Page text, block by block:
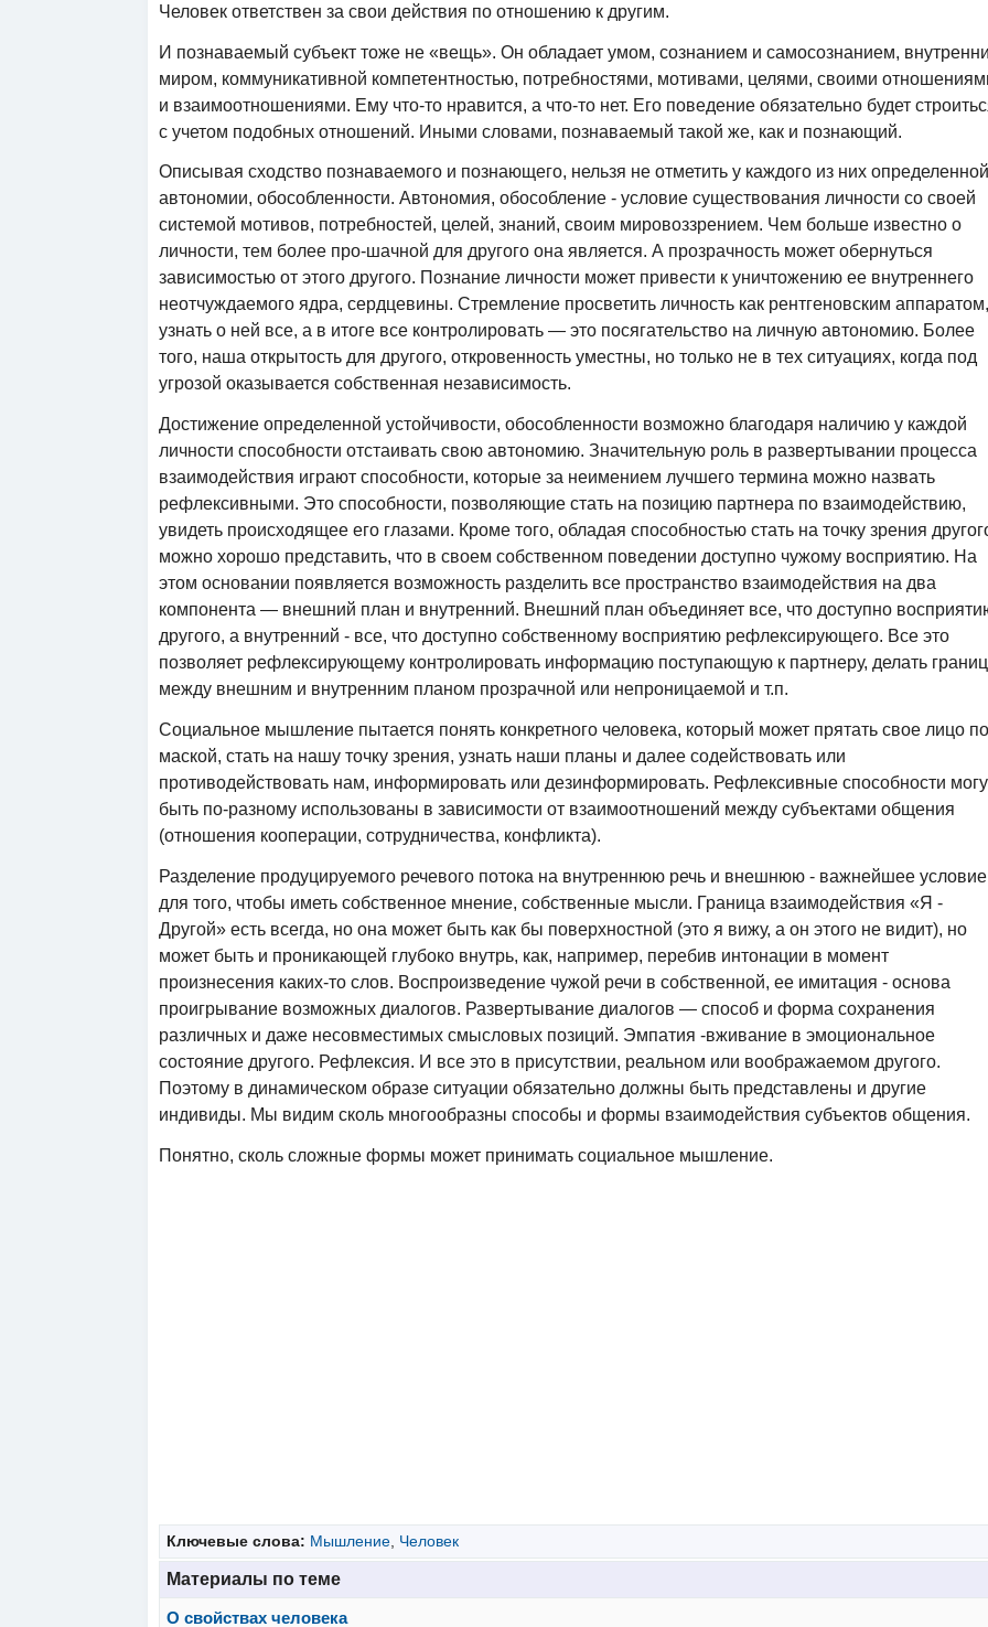
Человек ответствен за свои действия по отношению к другим.
И познаваемый субъект тоже не «вещь». Он обладает умом, сознанием и самосознанием,
миром, коммуникативной компетентностью, потребностями, мотивами, целями, своими
и взаимоотношениями. Ему что-то нравится, а что-то нет. Его поведение обязательно будет
с учетом подобных отношений. Иными словами, познаваемый такой же, как и познающий.
Описывая сходство познаваемого и познающего, нельзя не отметить у каждого из них определенной
автономии, обособленности. Автономия, обособление - условие существования личности со своей
системой мотивов, потребностей, целей, знаний, своим мировоззрением. Чем больше известно о
личности, тем более про-шачной для другого она является. А прозрачность может обернуться
зависимостью от этого другого. Познание личности может привести к уничтожению ее внутреннего
неотчуждаемого ядра, сердцевины. Стремление просветить личность как рентгеновским аппаратом,
узнать о ней все, а в итоге все контролировать — это посягательство на личную автономию. Более
того, наша открытость для другого, откровенность уместны, но только не в тех ситуациях, когда под
угрозой оказывается собственная независимость.
Достижение определенной устойчивости, обособленности возможно благодаря наличию у каждой
личности способности отстаивать свою автономию. Значительную роль в развертывании процесса
взаимодействия играют способности, которые за неимением лучшего термина можно назвать
рефлексивными. Это способности, позволяющие стать на позицию партнера по взаимодействию,
увидеть происходящее его глазами. Кроме того, обладая способностью стать на точку зрения
можно хорошо представить, что в своем собственном поведении доступно чужому восприятию. На
этом основании появляется возможность разделить все пространство взаимодействия на два
компонента — внешний план и внутренний. Внешний план объединяет все, что доступно
другого, а внутренний - все, что доступно собственному восприятию рефлексирующего. Все это
позволяет рефлексирующему контролировать информацию поступающую к партнеру, делать
между внешним и внутренним планом прозрачной или непроницаемой и т.п.
Социальное мышление пытается понять конкретного человека, который может прятать свое лицо
маской, стать на нашу точку зрения, узнать наши планы и далее содействовать или
противодействовать нам, информировать или дезинформировать. Рефлексивные способности
быть по-разному использованы в зависимости от взаимоотношений между субъектами общения
(отношения кооперации, сотрудничества, конфликта).
Разделение продуцируемого речевого потока на внутреннюю речь и внешнюю - важнейшее условие
для того, чтобы иметь собственное мнение, собственные мысли. Граница взаимодействия «Я -
Другой» есть всегда, но она может быть как бы поверхностной (это я вижу, а он этого не видит), но
может быть и проникающей глубоко внутрь, как, например, перебив интонации в момент
произнесения каких-то слов. Воспроизведение чужой речи в собственной, ее имитация - основа
проигрывание возможных диалогов. Развертывание диалогов — способ и форма сохранения
различных и даже несовместимых смысловых позиций. Эмпатия -вживание в эмоциональное
состояние другого. Рефлексия. И все это в присутствии, реальном или воображаемом другого.
Поэтому в динамическом образе ситуации обязательно должны быть представлены и другие
индивиды. Мы видим сколь многообразны способы и формы взаимодействия субъектов общения.
Понятно, сколь сложные формы может принимать социальное мышление.
Ключевые слова: Мышление, Человек
Материалы по теме
О свойствах человека